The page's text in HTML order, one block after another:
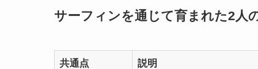
サーフィンを通じて育まれた2人
共通点 説明